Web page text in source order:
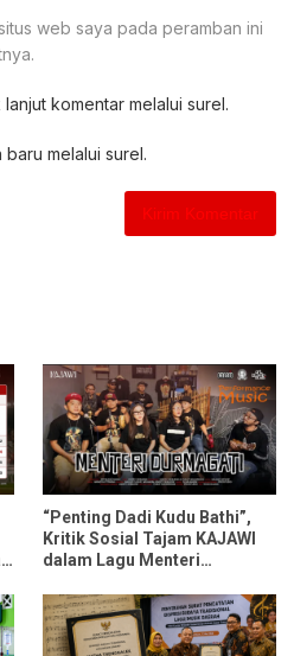
web saya pada peramban ini
komentar melalui surel.
melalui surel.
“Penting Dadi Kudu Bathi”,
Kritik Sosial Tajam KAJAWI
dalam Lagu Menteri